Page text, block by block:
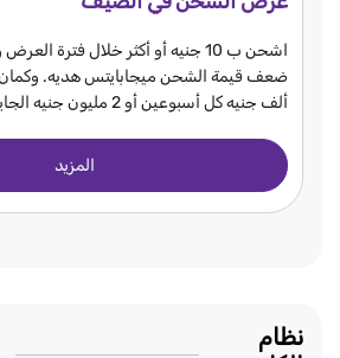
ألف جنيه كل أسبوعين أو 2
المزيد
نظام